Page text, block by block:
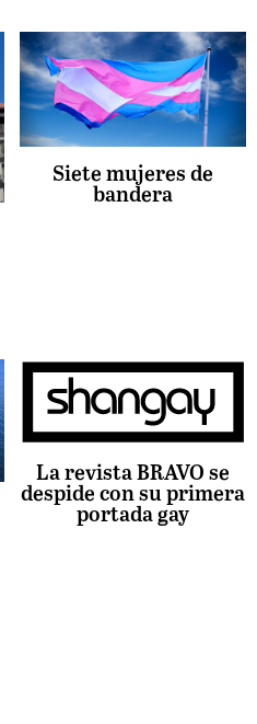
Siete mujeres de
bandera
La revista BRAVO se
despide con su primera
portada gay